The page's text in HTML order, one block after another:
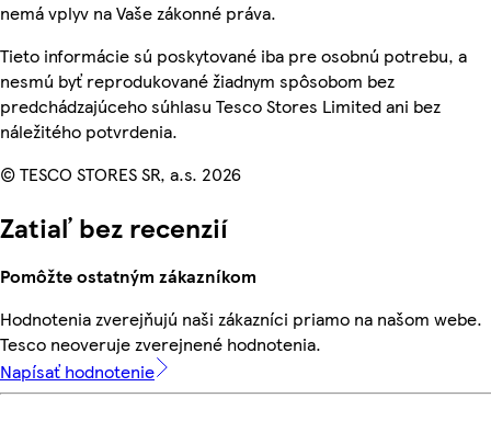
nemá vplyv na Vaše zákonné práva.
Tieto informácie sú poskytované iba pre osobnú potrebu, a
nesmú byť reprodukované žiadnym spôsobom bez
predchádzajúceho súhlasu Tesco Stores Limited ani bez
náležitého potvrdenia.
© TESCO STORES SR, a.s. 2026
Zatiaľ bez recenzií
Pomôžte ostatným zákazníkom
Hodnotenia zverejňujú naši zákazníci priamo na našom webe.
Tesco neoveruje zverejnené hodnotenia.
Napísať hodnotenie